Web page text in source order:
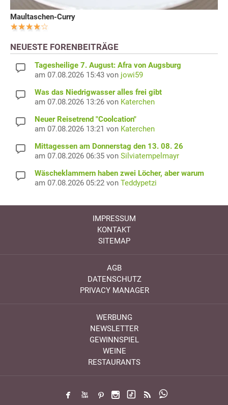
Maultaschen-Curry
NEUESTE FORENBEITRÄGE
Tagesheilige 7. August: Afra von Augsburg
am 07.08.2026 15:43 von jowi59
Was das Niedrigwasser alles frei gibt
am 07.08.2026 13:26 von Katerchen
Neuer Reisetrend "Coolcation"
am 07.08.2026 13:21 von Katerchen
Mittagessen am Donnerstag den 13. 08. 26
am 07.08.2026 06:35 von Silviatempelmayr
Wäscheklammern haben zwei Löcher, aber warum
am 07.08.2026 05:22 von Teddypetzi
IMPRESSUM
KONTAKT
SITEMAP
AGB
DATENSCHUTZ
PRIVACY MANAGER
WERBUNG
NEWSLETTER
GEWINNSPIEL
WEINE
RESTAURANTS